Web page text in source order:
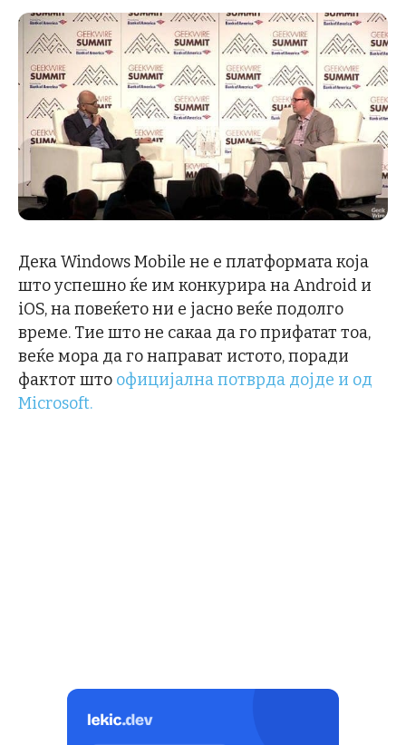
Дека Windows Mobile не е платформата која
што успешно ќе им конкурира на Android и
iOS, на повеќето ни е јасно веќе подолго
време. Тие што не сакаа да го прифатат тоа,
веќе мора да го направат истото, поради
фактот што официјална потврда дојде и од
Microsoft.